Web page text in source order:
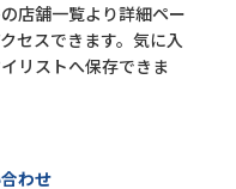
店舗一覧より詳細ペー
セスできます。気に入
リストへ保存できま
わせ